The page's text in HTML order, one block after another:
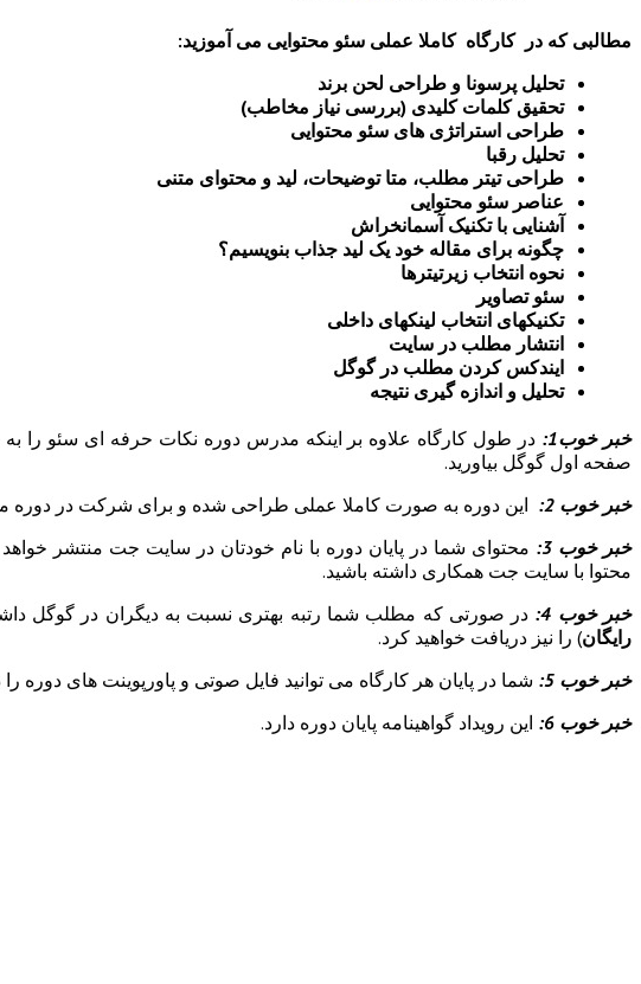
مطالبی که در کارگاه کاملا عملی سئو محتوایی می آموزید:
تحلیل پرسونا و طراحی لحن برند
تحقیق کلمات کلیدی (بررسی نیاز مخاطب)
طراحی استراتژی های سئو محتوایی
تحلیل رقبا
طراحی تیتر مطلب، متا توضیحات، لید و محتوای متنی
عناصر سئو محتوایی
آشنایی با تکنیک آسمان­خراش
چگونه برای مقاله خود یک لید جذاب بنویسیم؟
نحوه انتخاب زیرتیترها
سئو تصاویر
تکنیکهای انتخاب لینک­های داخلی
انتشار مطلب در سایت
ایندکس کردن مطلب در گوگل
تحلیل و اندازه گیری نتیجه
خبر خوب1:
صفحه اول گوگل بیاورید.
خبر خوب 2:
این دوره به صورت کاملا عملی طراحی شده و برای شرکت در دوره
خبر خوب 3:
محتوای شما در پایان دوره با نام خودتان در سایت جت منتشر
محتوا با سایت جت همکاری داشته باشید.
خبر خوب 4:
در صورتی که مطلب شما رتبه بهتری نسبت به دیگران در گوگل
رایگان) را نیز دریافت خواهید کرد.
خبر خوب 5:
شما در پایان هر کارگاه می توانید فایل صوتی و پاورپوینت های دوره را
خبر خوب 6:
این رویداد گواهینامه پایان دوره دارد.